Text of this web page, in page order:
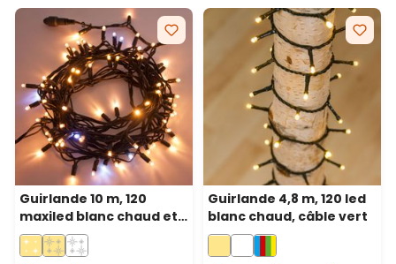
Guirlande 10 m, 120
maxiled blanc chaud et
blanc froid, câble vert,
prolongeable, IP67
Guirlande 4,8 m, 120 led
blanc chaud, câble vert